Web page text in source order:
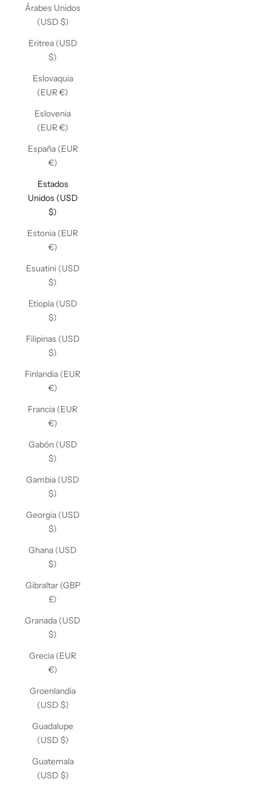
Árabes Unidos
(USD $)
Eritrea (USD
$)
Eslovaquia
(EUR €)
Eslovenia
(EUR €)
España (EUR
€)
Estados
Unidos (USD
$)
Estonia (EUR
€)
Esuatini (USD
$)
Etiopía (USD
$)
Filipinas (USD
$)
Finlandia (EUR
€)
Francia (EUR
€)
Gabón (USD
$)
Gambia (USD
$)
Georgia (USD
$)
Ghana (USD
$)
Gibraltar (GBP
£)
Granada (USD
$)
Grecia (EUR
€)
Groenlandia
(USD $)
Guadalupe
(USD $)
Guatemala
(USD $)